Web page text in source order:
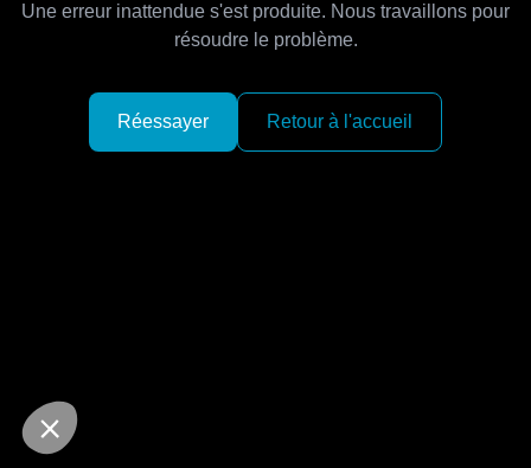
Une erreur inattendue s'est produite. Nous travaillons pour
résoudre le problème.
Réessayer Retour à l'accueil